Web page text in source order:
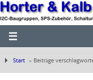
Start » Beiträge